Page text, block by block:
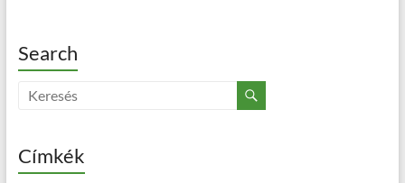
Search
Címkék